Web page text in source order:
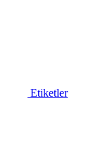
Etiketler